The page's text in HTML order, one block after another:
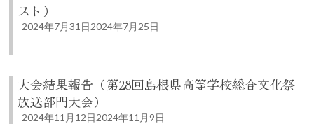
スト）
2024年7月31日2024年7月25日
大会結果報告（第28回島根県高等学校総合文化祭
放送部門大会）
2024年11月12日2024年11月9日